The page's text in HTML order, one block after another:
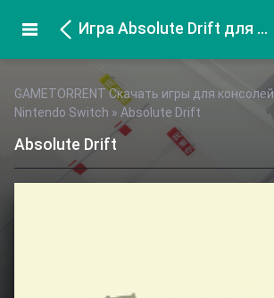
Игра Absolute Drift для Nintendo Switch
GAMETORRENT Скачать игры для консолей
Nintendo Switch » Absolute Drift
Absolute Drift